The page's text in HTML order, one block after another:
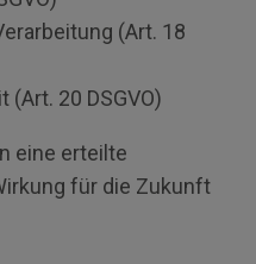
(Art. 18
(Art. 20 DSGVO)
eine erteilte
für die Zukunft